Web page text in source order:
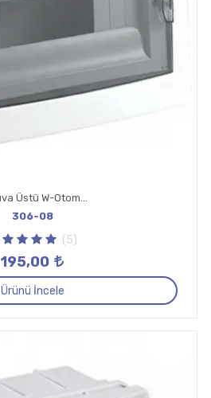
12li Sıva Üstü W-Otomat Kutusu
306-08
(5)
195,00
Ürünü İncele